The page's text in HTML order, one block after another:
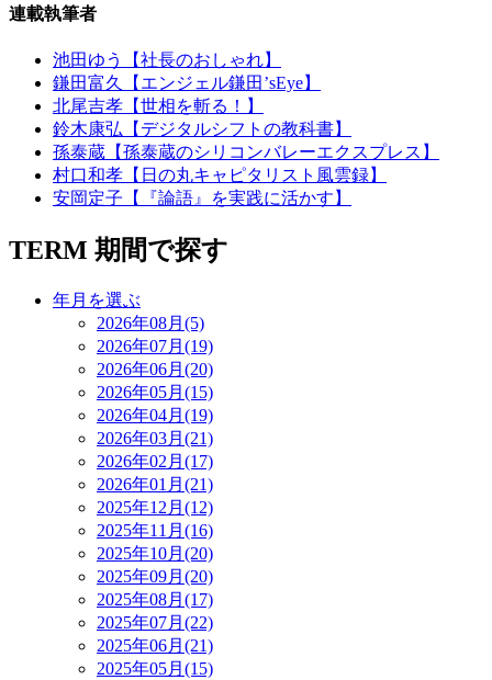
連載執筆者
池田ゆう【社長のおしゃれ】
鎌田富久【エンジェル鎌田’sEye】
北尾吉孝【世相を斬る！】
鈴木康弘【デジタルシフトの教科書】
孫泰蔵【孫泰蔵のシリコンバレーエクスプレス】
村口和孝【日の丸キャピタリスト風雲録】
安岡定子【『論語』を実践に活かす】
TERM 期間で探す
年月を選ぶ
2026年08月(5)
2026年07月(19)
2026年06月(20)
2026年05月(15)
2026年04月(19)
2026年03月(21)
2026年02月(17)
2026年01月(21)
2025年12月(12)
2025年11月(16)
2025年10月(20)
2025年09月(20)
2025年08月(17)
2025年07月(22)
2025年06月(21)
2025年05月(15)